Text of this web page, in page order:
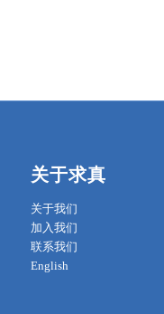
关于求真
关于我们
加入我们
联系我们
English